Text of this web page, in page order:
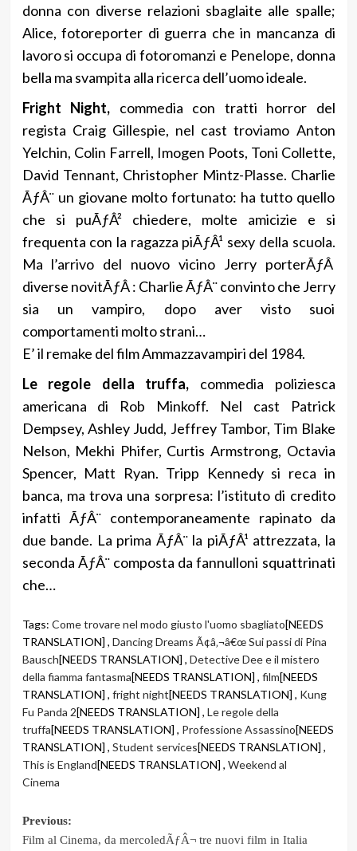
donna con diverse relazioni sbaglaite alle spalle;
Alice, fotoreporter di guerra che in mancanza di
lavoro si occupa di fotoromanzi e Penelope, donna
bella ma svampita alla ricerca dell’uomo ideale.
Fright Night, commedia con tratti horror del
regista Craig Gillespie, nel cast troviamo Anton
Yelchin, Colin Farrell, Imogen Poots, Toni Collette,
David Tennant, Christopher Mintz-Plasse. Charlie
ÃƒÂ¨ un giovane molto fortunato: ha tutto quello
che si puÃƒÂ² chiedere, molte amicizie e si
frequenta con la ragazza piÃƒÂ¹ sexy della scuola.
Ma l’arrivo del nuovo vicino Jerry porterÃƒÂ
diverse novitÃƒÂ : Charlie ÃƒÂ¨ convinto che Jerry
sia un vampiro, dopo aver visto suoi
comportamenti molto strani…
E’ il remake del film Ammazzavampiri del 1984.
Le regole della truffa, commedia poliziesca
americana di Rob Minkoff. Nel cast Patrick
Dempsey, Ashley Judd, Jeffrey Tambor, Tim Blake
Nelson, Mekhi Phifer, Curtis Armstrong, Octavia
Spencer, Matt Ryan. Tripp Kennedy si reca in
banca, ma trova una sorpresa: l’istituto di credito
infatti ÃƒÂ¨ contemporaneamente rapinato da
due bande. La prima ÃƒÂ¨ la piÃƒÂ¹ attrezzata, la
seconda ÃƒÂ¨ composta da fannulloni squattrinati
che…
Tags: Come trovare nel modo giusto l'uomo sbagliato[NEEDS
TRANSLATION] , Dancing Dreams Ã¢â‚¬â€œ Sui passi di Pina
Bausch[NEEDS TRANSLATION] , Detective Dee e il mistero
della fiamma fantasma[NEEDS TRANSLATION] , film[NEEDS
TRANSLATION] , fright night[NEEDS TRANSLATION] , Kung
Fu Panda 2[NEEDS TRANSLATION] , Le regole della
truffa[NEEDS TRANSLATION] , Professione Assassino[NEEDS
TRANSLATION] , Student services[NEEDS TRANSLATION] ,
This is England[NEEDS TRANSLATION] , Weekend al
Cinema
Post
Previous:
Film al Cinema, da mercoledÃƒÂ¬ tre nuovi film in Italia